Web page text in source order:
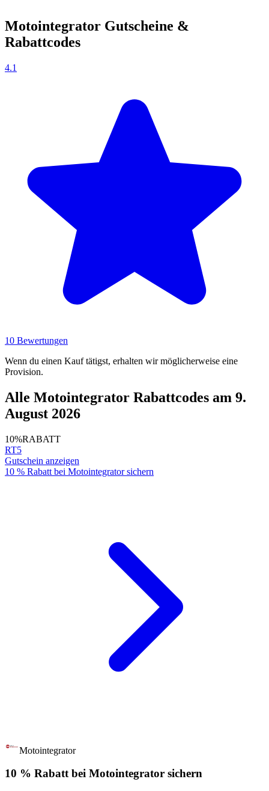
Motointegrator Gutscheine &
Rabattcodes
4.1
10 Bewertungen
Wenn du einen Kauf tätigst, erhalten wir möglicherweise eine
Provision.
Alle Motointegrator Rabattcodes am 9.
August 2026
10%RABATT
RT5
Gutschein anzeigen
10 % Rabatt bei Motointegrator sichern
Motointegrator
10 % Rabatt bei Motointegrator sichern